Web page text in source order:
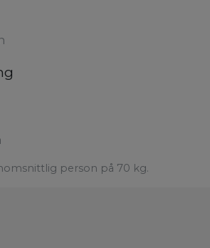
person på 70 kg.